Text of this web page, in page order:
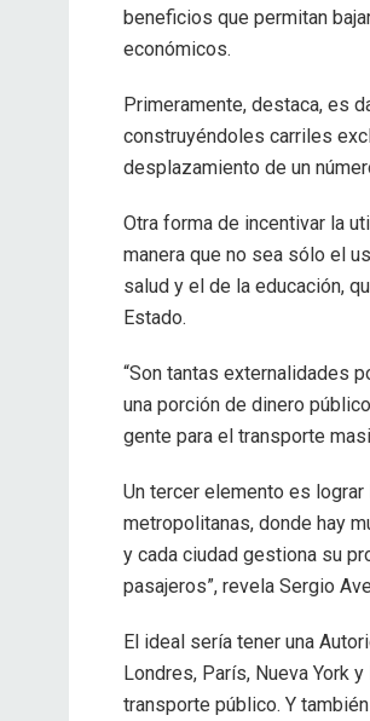
beneficios que permitan
económicos.
Primeramente, destaca, es
construyéndoles carriles
desplazamiento de un
Otra forma de incentivar la
manera que no sea sólo el
salud y el de la educación,
Estado.
“Son tantas externalidades
una porción de dinero
gente para el transporte
Un tercer elemento es
metropolitanas, donde hay
y cada ciudad gestiona su
pasajeros”, revela Sergio
El ideal sería tener una
Londres, París, Nueva York
transporte público. Y